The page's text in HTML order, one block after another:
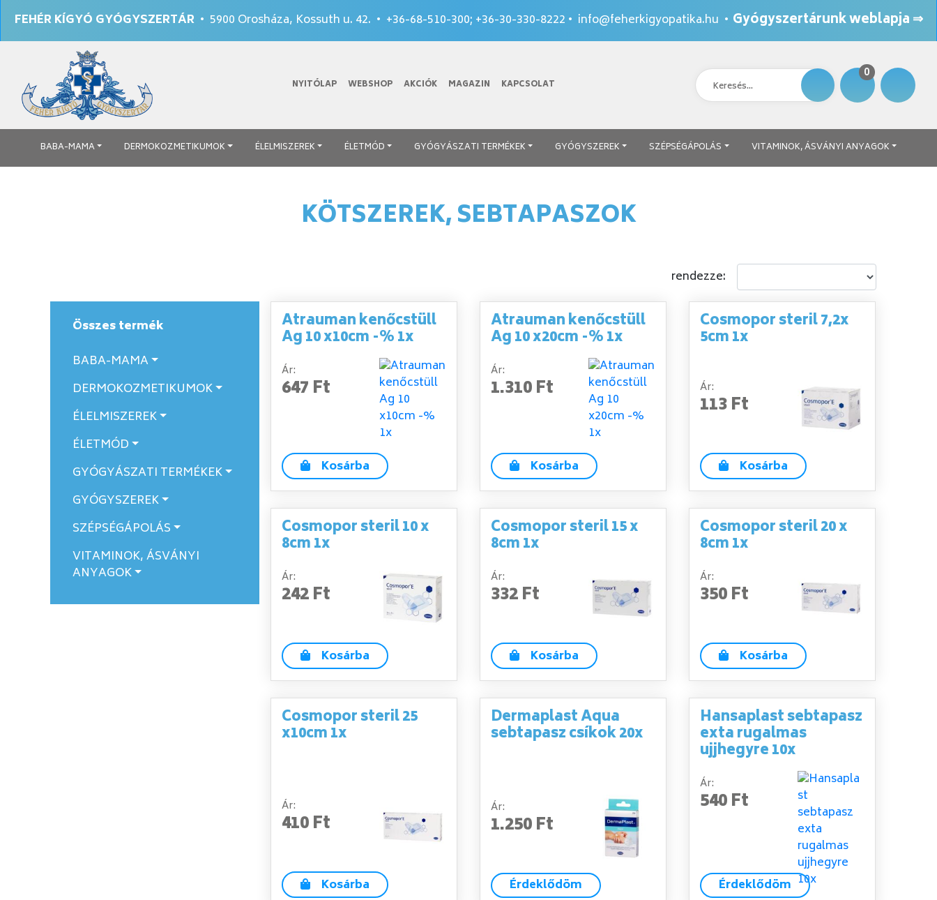
FEHÉR KÍGYÓ GYÓGYSZERTÁR• 5900 Orosháza, Kossuth u. 42. • +36-68-510-300; +36-30-330-8222 • info@feherkigyopatika.hu • Gyógyszertárunk weblapja ⇒
NYITÓLAP WEBSHOP AKCIÓK MAGAZIN KAPCSOLAT
0
BABA-MAMA DERMOKOZMETIKUMOK ÉLELMISZEREK ÉLETMÓD GYÓGYÁSZATI TERMÉKEK GYÓGYSZEREK SZÉPSÉGÁPOLÁS VITAMINOK, ÁSVÁNYI ANYAGOK
KÖTSZEREK, SEBTAPASZOK
rendezze:
Összes termék
BABA-MAMA
DERMOKOZMETIKUMOK
ÉLELMISZEREK
ÉLETMÓD
GYÓGYÁSZATI TERMÉKEK
GYÓGYSZEREK
SZÉPSÉGÁPOLÁS
VITAMINOK, ÁSVÁNYI
ANYAGOK
Atrauman kenőcstüll
Ag 10 x10cm -% 1x
Ár:
647 Ft
Kosárba
Atrauman kenőcstüll
Ag 10 x20cm -% 1x
Ár:
1.310 Ft
Kosárba
Cosmopor steril 7,2x
5cm 1x
Ár:
113 Ft
Kosárba
Cosmopor steril 10 x
8cm 1x
Ár:
242 Ft
Kosárba
Cosmopor steril 15 x
8cm 1x
Ár:
332 Ft
Kosárba
Cosmopor steril 20 x
8cm 1x
Ár:
350 Ft
Kosárba
Cosmopor steril 25
x10cm 1x
Ár:
410 Ft
Kosárba
Dermaplast Aqua
sebtapasz csíkok 20x
Ár:
1.250 Ft
Érdeklődöm
Hansaplast sebtapasz
exta rugalmas
ujjhegyre 10x
Ár:
540 Ft
Érdeklődöm